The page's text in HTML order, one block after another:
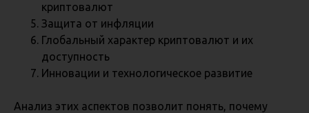
криптовалют
Защита от инфляции
Глобальный характер криптовалют и их
доступность
Инновации и технологическое развитие
Анализ этих аспектов позволит понять, почему